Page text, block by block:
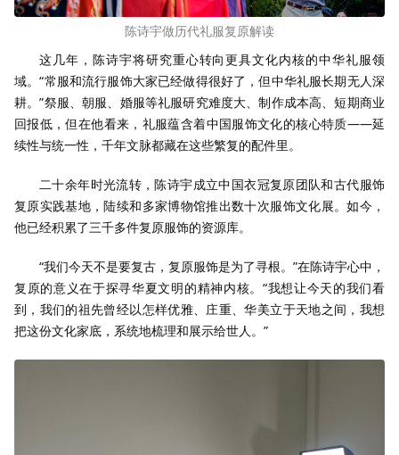
陈诗宇做历代礼服复原解读
这几年，陈诗宇将研究重心转向更具文化内核的中华礼服领
域。“常服和流行服饰大家已经做得很好了，但中华礼服长期无人深
耕。”祭服、朝服、婚服等礼服研究难度大、制作成本高、短期商业
回报低，但在他看来，礼服蕴含着中国服饰文化的核心特质——延
续性与统一性，千年文脉都藏在这些繁复的配件里。
二十余年时光流转，陈诗宇成立中国衣冠复原团队和古代服饰
复原实践基地，陆续和多家博物馆推出数十次服饰文化展。如今，
他已经积累了三千多件复原服饰的资源库。
“我们今天不是要复古，复原服饰是为了寻根。”在陈诗宇心中，
复原的意义在于探寻华夏文明的精神内核。“我想让今天的我们看
到，我们的祖先曾经以怎样优雅、庄重、华美立于天地之间，我想
把这份文化家底，系统地梳理和展示给世人。”